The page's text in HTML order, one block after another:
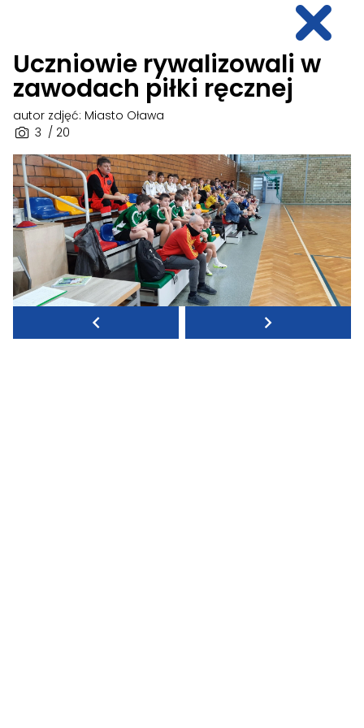
Uczniowie rywalizowali w
zawodach piłki ręcznej
3 / 20
autor zdjęć: Miasto Oława